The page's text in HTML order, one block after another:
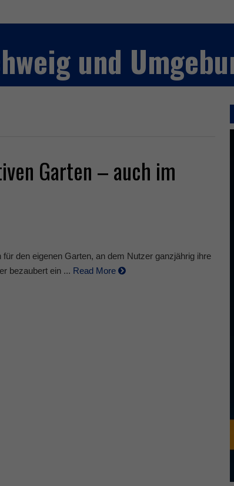
und
Garten – auch im
den eigenen Garten, an dem Nutzer ganzjährig ihre
bezaubert ein ... Read More